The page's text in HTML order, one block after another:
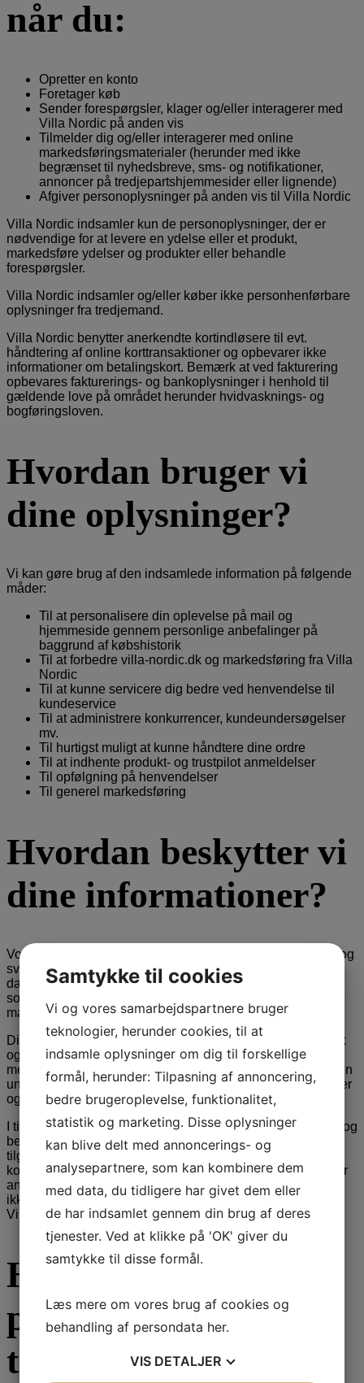
når du:
Opretter en konto
Foretager køb
Sender forespørgsler, klager og/eller interagerer med
Villa Nordic på anden vis
Tilmelder dig og/eller interagerer med online
markedsføringsmaterialer (herunder med ikke
begrænset til nyhedsbreve, sms- og notifikationer,
annoncer på tredjepartshjemmesider eller lignende)
Afgiver personoplysninger på anden vis til Villa Nordic
Villa Nordic indsamler kun de personoplysninger, der er
nødvendige for at levere en ydelse eller et produkt,
markedsføre ydelser og produkter eller behandle
forespørgsler.
Villa Nordic indsamler og/eller køber ikke personhenførbare
oplysninger fra tredjemand.
Villa Nordic benytter anerkendte kortindløsere til evt.
håndtering af online korttransaktioner og opbevarer ikke
informationer om betalingskort. Bemærk at ved fakturering
opbevares fakturerings- og bankoplysninger i henhold til
gældende love på området herunder hvidvasknings- og
bogføringsloven.
Hvordan bruger vi
dine oplysninger?
Vi kan gøre brug af den indsamlede information på følgende
måder:
Til at personalisere din oplevelse på mail og
hjemmeside gennem personlige anbefalinger på
baggrund af købshistorik
Til at forbedre villa-nordic.dk og markedsføring fra Villa
Nordic
Til at kunne servicere dig bedre ved henvendelse til
kundeservice
Til at administrere konkurrencer, kundeundersøgelser
mv.
Til hurtigst muligt at kunne håndtere dine ordre
Til at indhente produkt- og trustpilot anmeldelser
Til opfølgning på henvendelser
Til generel markedsføring
Hvordan beskytter vi
dine informationer?
Vores hjemmeside scannes løbende for sikkerhedsbrister og
svagheder, for at vi hurtigst muligt kan udelukke potentielle
datalækager og dermed gøre vores hjemmeside så sikker
som muligt. Ligeledes scannes der regelmæssigt for
malware.
Dine personlige oplysninger opbevares på sikrede netværk
og kan kun tilgås af en begrænset mængde medarbejdere
med rettigheder til denne type information. Disse er desuden
underlagt vores persondatapolitik, der sikrer dine rettigheder
og sikrer overholdelse af gældende lovgivning på området.
I tilføjelse af ovenstående behandles eventuelle sensitive- og
betalingsinformationer på krypterede servere, der ikke kan
tilgås udefra. Kreditkortinformationer behandles af
kortindløsere og kan ikke tilgås af hverken Villa Nordic eller
ansatte hos kortindløsere. Disse transaktioner opbevares
ikke på interne servere og behandles på intet tidspunkt af
Villa Nordic selv.
Hvem videregiver vi
personoplysninger
til?
Samtykke til cookies
Vi og vores samarbejdspartnere bruger
teknologier, herunder cookies, til at
indsamle oplysninger om dig til forskellige
formål, herunder: Tilpasning af annoncering,
bedre brugeroplevelse, funktionalitet,
statistik og marketing. Disse oplysninger
kan blive delt med annoncerings- og
analysepartnere, som kan kombinere dem
med data, du tidligere har givet dem eller
de har indsamlet gennem din brug af deres
tjenester. Ved at klikke på 'OK' giver du
samtykke til disse formål.
Læs mere om vores brug af cookies og
behandling af persondata her.
VIS DETALJER